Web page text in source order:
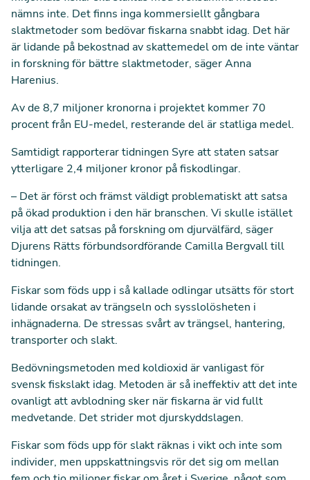
nämns inte. Det finns inga kommersiellt gångbara
slaktmetoder som bedövar fiskarna snabbt idag. Det här
är lidande på bekostnad av skattemedel om de inte väntar
in forskning för bättre slaktmetoder, säger Anna
Harenius.
Av de 8,7 miljoner kronorna i projektet kommer 70
procent från EU-medel, resterande del är statliga medel.
Samtidigt rapporterar tidningen Syre att staten satsar
ytterligare 2,4 miljoner kronor på fiskodlingar.
– Det är först och främst väldigt problematiskt att satsa
på ökad produktion i den här branschen. Vi skulle istället
vilja att det satsas på forskning om djurvälfärd, säger
Djurens Rätts förbundsordförande Camilla Bergvall till
tidningen.
Fiskar som föds upp i så kallade odlingar utsätts för stort
lidande orsakat av trängseln och sysslolösheten i
inhägnaderna. De stressas svårt av trängsel, hantering,
transporter och slakt.
Bedövningsmetoden med koldioxid är vanligast för
svensk fiskslakt idag. Metoden är så ineffektiv att det inte
ovanligt att avblodning sker när fiskarna är vid fullt
medvetande. Det strider mot djurskyddslagen.
Fiskar som föds upp för slakt räknas i vikt och inte som
individer, men uppskattningsvis rör det sig om mellan